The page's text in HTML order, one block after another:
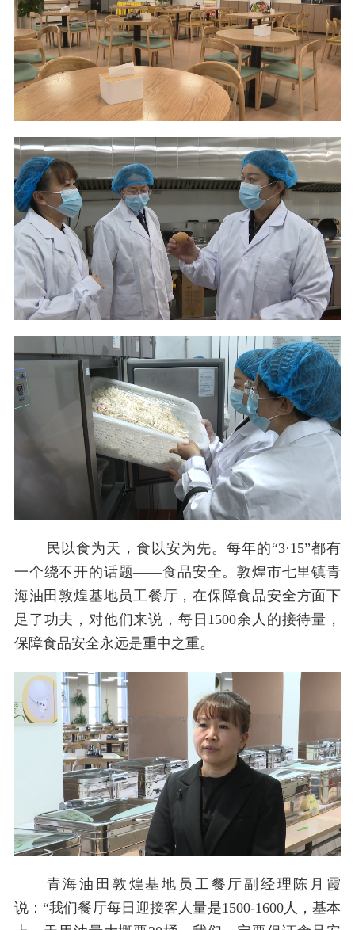
民以食为天，食以安为先。每年的“3·15”都有
一个绕不开的话题——食品安全。敦煌市七里镇青
海油田敦煌基地员工餐厅，在保障食品安全方面下
足了功夫，对他们来说，每日1500余人的接待量，
保障食品安全永远是重中之重。
青海油田敦煌基地员工餐厅副经理陈月霞
说：“我们餐厅每日迎接客人量是1500-1600人，基本